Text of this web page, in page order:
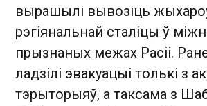
вырашылі вывозіць
рэгіянальнай сталіцы ў
прызнаных межах Расіі.
ладзілі эвакуацыі толькі з
тэрыторыяў, а таксама з